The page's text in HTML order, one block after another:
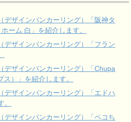
デザインバンカーリング）「阪神タ
ーム 白」を紹介します。
デザインバンカーリング）「フラン
デザインバンカーリング）「Chupa
）」を紹介します。
デザインバンカーリング）「エドハ
デザインバンカーリング）「ペコち